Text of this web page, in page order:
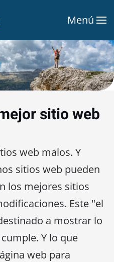
Menú
sitio web
web malos. Y
sitios web pueden
los mejores sitios
Este "el
a mostrar lo
Y lo que
web para